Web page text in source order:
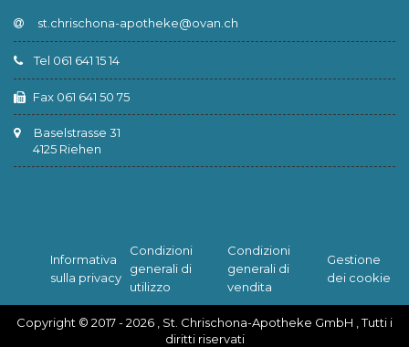
Tel 061 641 15 14
Fax 061 641 50 75
Baselstrasse 31
4125 Riehen
Informativa
sulla privacy
Condizioni
generali di
utilizzo
Condizioni
generali di
vendita
Gestione
dei cookie
Copyright © 2017 - 2026 , St. Chrischona-Apotheke GmbH , Tutti i
diritti riservati